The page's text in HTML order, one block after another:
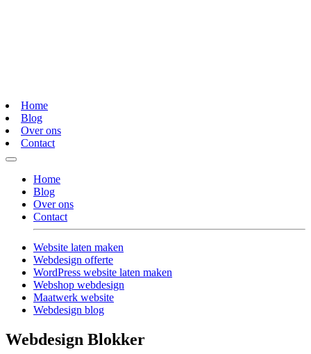
Home
Blog
Over ons
Contact
Home
Blog
Over ons
Contact
Website laten maken
Webdesign offerte
WordPress website laten maken
Webshop webdesign
Maatwerk website
Webdesign blog
Webdesign Blokker